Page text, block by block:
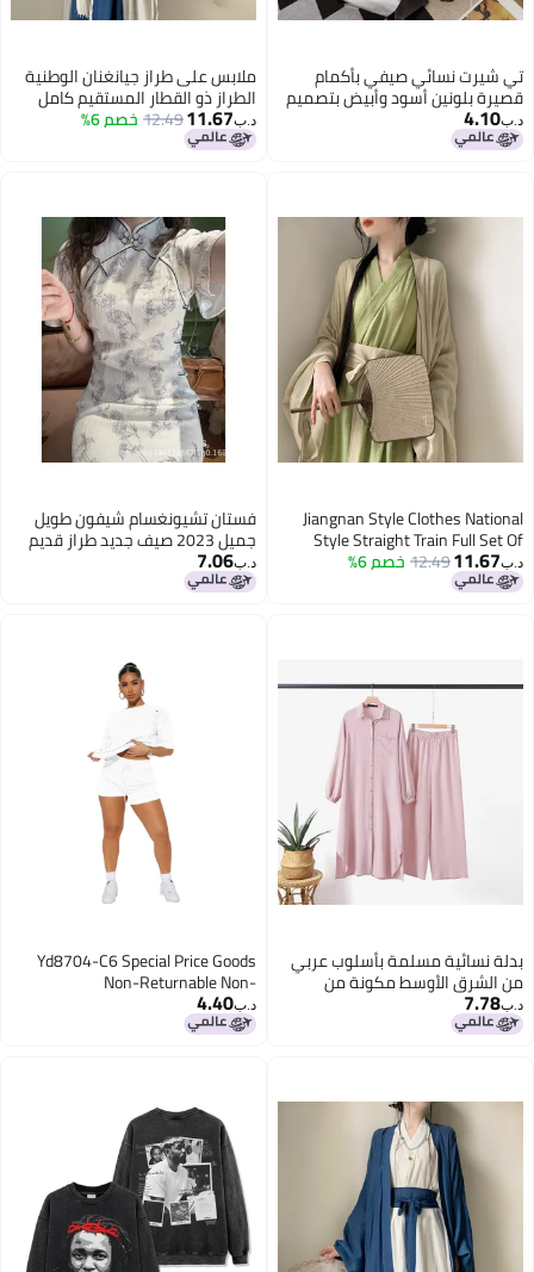
تي شيرت نسائي صيفي بأكمام
قصيرة بلونين أسود وأبيض بتصميم
راجلان من القطن بسيط وفضفاض
ومناسب لجميع الأوقات بقصة عنق
د.ب‏4.10
ملابس على طراز جيانغنان الوطنية
الطراز ذو القطار المستقيم كامل
الطقم من الرقص العتيق هانفو
النسائي المحسن على طراز وي جين
د.ب‏11.67
12.49خصم 6%
Jiangnan Style Clothes National
Style Straight Train Full Set Of
Antique Dance Improved Hanfu
Female Wei Jin Style Big Sleeve
د.ب‏11.67
12.49خصم 6%
فستان تشيونغسام شيفون طويل
جميل 2023 صيف جديد طراز قديم
محسّن من جمهورية الصين أسلوب
يومي للشباب
د.ب‏7.06
بدلة نسائية مسلمة بأسلوب عربي
من الشرق الأوسط مكونة من
قطعتين مع قميص بأكمام طويلة
وسروال جديد
د.ب‏7.78
Yd8704-C6 Special Price Goods
Non-Returnable Non-
Exchangeable European and
American Clothing Fashionable
د.ب‏4.40